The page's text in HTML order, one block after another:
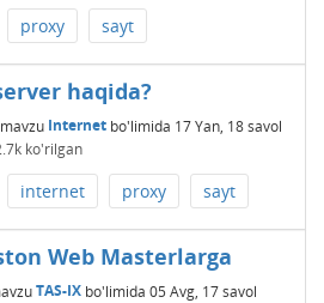
proxy sayt
haqida?
Internetbo'limida 17 Yan, 18 savol
ko'rilgan
internet proxy sayt
Web Masterlarga
TAS-IXbo'limida 05 Avg, 17 savol